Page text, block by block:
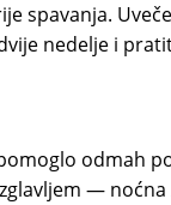
spavanja.
nedelje i
odmah
—